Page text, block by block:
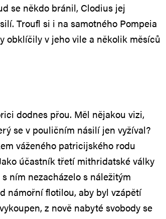
se někdo bránil, Clodius jej
Troufl si i na samotného Pompeia
obklíčily v jeho vile a několik měsíců
dodnes přou. Měl nějakou vizi,
se v pouličním násilí jen vyžíval?
váženého patricijského rodu
účastník třetí mithridatské války
ním nezacházelo s náležitým
námořní flotilou, aby byl vzápětí
z nově nabyté svobody se